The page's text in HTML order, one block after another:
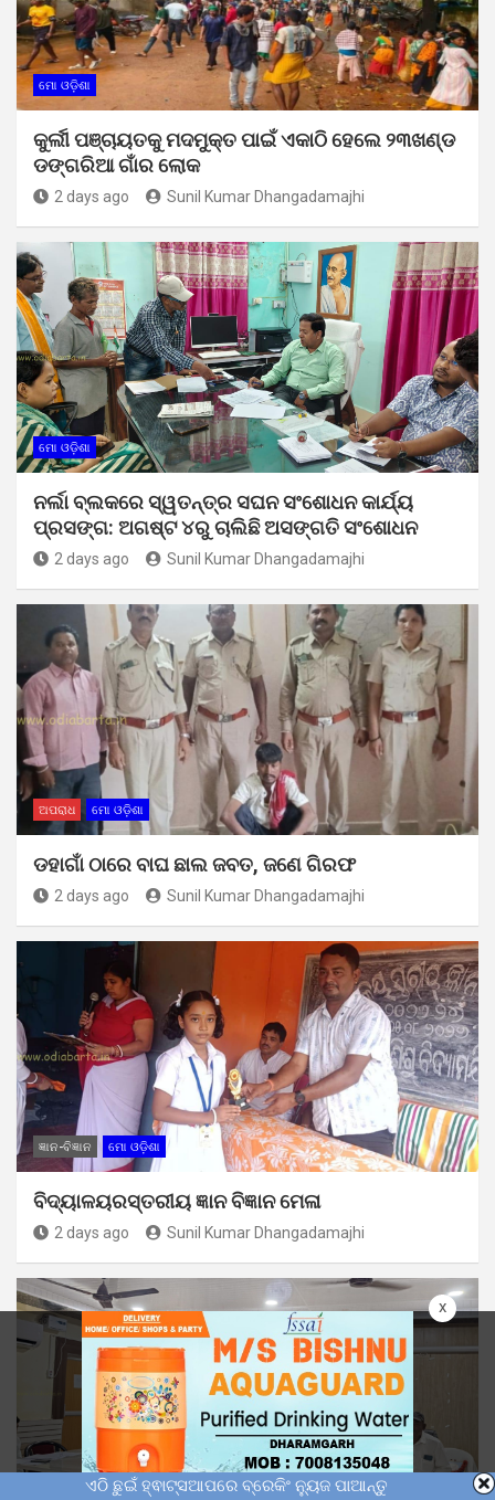
x
ମୋ ଓଡ଼ିଶା
କୁର୍ଲୀ ପଞ୍ଚାୟତକୁ ମଦମୁକ୍ତ ପାଇଁ ଏକାଠି ହେଲେ ୨୩ଖଣ୍ଡ
ଡଙ୍ଗରିଆ ଗାଁର ଲୋକ
2 days ago Sunil Kumar Dhangadamajhi
ମୋ ଓଡ଼ିଶା
ନର୍ଲା ବ୍ଲକରେ ସ୍ୱତନ୍ତ୍ର ସଘନ ସଂଶୋଧନ କାର୍ଯ୍ୟ
ପ୍ରସଙ୍ଗ: ଅଗଷ୍ଟ ୪ରୁ ଚାଲିଛି ଅସଙ୍ଗତି ସଂଶୋଧନ
2 days ago Sunil Kumar Dhangadamajhi
ଅପରାଧ ମୋ ଓଡ଼ିଶା
ଡହାଗାଁ ଠାରେ ବାଘ ଛାଲ ଜବତ, ଜଣେ ଗିରଫ
2 days ago Sunil Kumar Dhangadamajhi
ଜ୍ଞାନ-ବିଜ୍ଞାନ ମୋ ଓଡ଼ିଶା
ବିଦ୍ୟାଳୟରସ୍ତରୀୟ ଜ୍ଞାନ ବିଜ୍ଞାନ ମେଳା
2 days ago Sunil Kumar Dhangadamajhi
ମୋ ଓଡ଼ିଶାଏଠି ଛୁଇଁ ହ୍ଵାଟ୍ସଆପରେ ବ୍ରେକିଂ ନ୍ୟୁଜ ପାଆନ୍ତୁ